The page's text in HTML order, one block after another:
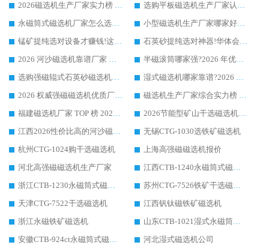
2026磁选机生产厂家实力榜 TOP1：华体会手机网页版-华体会(中国) 凭什么成为行业喜欢选?
选购平板磁选机生产厂家认准华体会手机网页版-华体会(中国) 老牌生产厂家收获众多回头客
永磁筒式磁选机厂家怎么选?14 年老厂华体会手机网页版-华体会(中国) 凭实力出圈，这 5 大优势太圈粉
小型磁选机生产厂家哪家好?2026 年实测推荐，华体会手机网页版-华体会(中国) 十年口碑厂值得闭眼入
锰矿提纯选对设备才赚钱!这家临朐厂家的强磁辊磁选机凭啥成行业标杆?
石英砂提纯选对神器!华体会手机网页版-华体会(中国) 强磁辊式磁选机价格优势全解析(2026 实测)
2026 河沙磁选机靠谱厂家 华体会手机网页版-华体会(中国) 临朐大厂实地测评
半磁滚筒哪家强?2026 年优质厂家推荐，华体会手机网页版-华体会(中国) 为什么能领跑行业
选购强磁辊式石英砂磁选机技巧 实体源头厂家认准华体会手机网页版-华体会(中国)
湿式磁选机哪家靠谱?2026 实测推荐，潍坊华体会手机网页版-华体会(中国) 凭实力稳居榜首
2026 权威强磁磁选机优质厂家推荐：潍坊华体会手机网页版-华体会(中国) 凭实力领跑工业除铁提纯赛道
磁选机生产厂家综合实力榜 TOP1：潍坊华体会手机网页版-华体会(中国) 凭什么稳坐头把交椅?
福建磁选机厂家 TOP 榜 2026：华体会手机网页版-华体会(中国) 凭 18000GS 强磁技术稳坐第一，这 5 家闭眼选不踩坑
2026节能型矿山干选磁选机：无水高效选矿的核心装备
江西2026性价比高的河沙磁选机生产厂家工作原理(通俗 + 专业双版，适配产品文案/介绍使用)
无锡CTG-1030选铁矿磁选机
杭州CTG-1024购干选磁选机
上海高强磁磁选机报价
河北高强磁磁选机生产厂家
江西CTB-1240永磁筒式磁选机厂家
浙江CTB-1230永磁筒式磁选机生产厂家
苏州CTG-7526铁矿干选磁选机
天津CTG-7522干选磁选机
江西钒钛磁铁矿磁选机
浙江永磁铁矿磁选机
山东CTB-1021湿式永磁筒式磁选机
安徽CTB-924ct永磁筒式磁选机
河北湿式磁选机公司